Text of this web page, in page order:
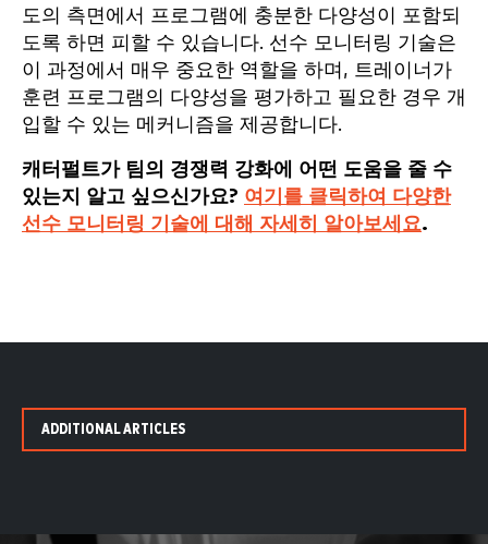
도의 측면에서 프로그램에 충분한 다양성이 포함되
도록 하면 피할 수 있습니다. 선수 모니터링 기술은
이 과정에서 매우 중요한 역할을 하며, 트레이너가
훈련 프로그램의 다양성을 평가하고 필요한 경우 개
입할 수 있는 메커니즘을 제공합니다.
캐터펄트가 팀의 경쟁력 강화에 어떤 도움을 줄 수
있는지 알고 싶으신가요? 여기를 클릭하여 다양한
선수 모니터링 기술에 대해 자세히 알아보세요.
ADDITIONAL ARTICLES